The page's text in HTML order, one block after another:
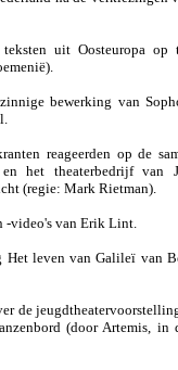
uit Oosteuropa op
bewerking van
reageerden op de
en het theaterbedrijf van
(regie: Mark Rietman).
-video's van Erik Lint.
leven van Galileï van
de
(door Artemis,